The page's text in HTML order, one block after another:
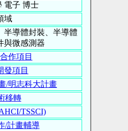
電子 博士
域
半導體封裝、半導體
與微感測器
作項目
發項目
/明志科大計畫
移轉
TSSCI)
/計畫輔導